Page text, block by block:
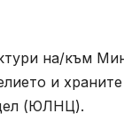
на/към
и
(ЮЛНЦ).